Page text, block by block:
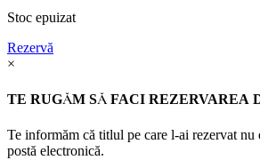
Stoc epuizat
Rezervă
×
TE RUGĂM SĂ FACI REZERVAREA
Te informăm că titlul pe care l-ai rezervat
postă electronică.